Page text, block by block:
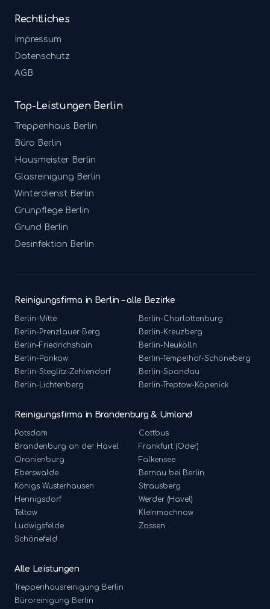
Rechtliches
Impressum
Datenschutz
AGB
Top-Leistungen Berlin
Treppenhaus Berlin
Büro Berlin
Hausmeister Berlin
Glasreinigung Berlin
Winterdienst Berlin
Grünpflege Berlin
Grund Berlin
Desinfektion Berlin
Reinigungsfirma in Berlin – alle Bezirke
Berlin-Mitte Berlin-Charlottenburg
Berlin-Prenzlauer Berg Berlin-Kreuzberg
Berlin-Friedrichshain Berlin-Neukölln
Berlin-Pankow Berlin- Tempelhof-Schöneberg
Berlin-Steglitz-Zehlendorf Berlin-Spandau
Berlin- Lichtenberg Berlin- Treptow-Köpenick
Reinigungsfirma in Brandenburg & Umland
Potsdam
Cottbus
Brandenburg an der Havel
Frankfurt (Oder)
Oranienburg
Falkensee
Eberswalde
Bernau bei Berlin
Königs Wusterhausen
Strausberg
Hennigsdorf
Werder (Havel)
Teltow
Kleinmachnow
Ludwigsfelde
Zossen
Schönefeld
Alle Leistungen
Treppenhausreinigung Berlin
Büroreinigung Berlin